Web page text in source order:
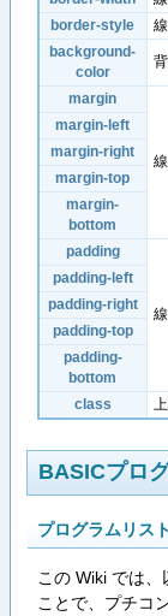
border-style
background-
color
margin
margin-left
margin-right
margin-top
margin-
bottom
padding
padding-left
padding-right
padding-top
padding-
bottom
class
BASICプロ
プログラムリス
この Wiki では
ことで、プチコ